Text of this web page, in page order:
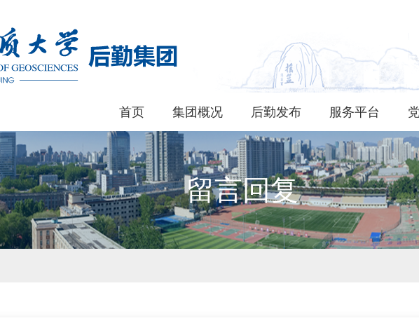
首页 集团概况 后勤发布 服务平台
留言回复